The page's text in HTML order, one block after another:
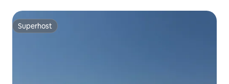
Superhost
Superhost